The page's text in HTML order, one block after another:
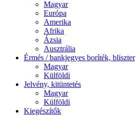
Magyar
Európa
Amerika
Afrika
Ázsia
Ausztrália
Érmés / bankjegyes boríték, bliszter
Magyar
Külföldi
Jelvény, kitüntetés
Magyar
Külföldi
Kiegészítők